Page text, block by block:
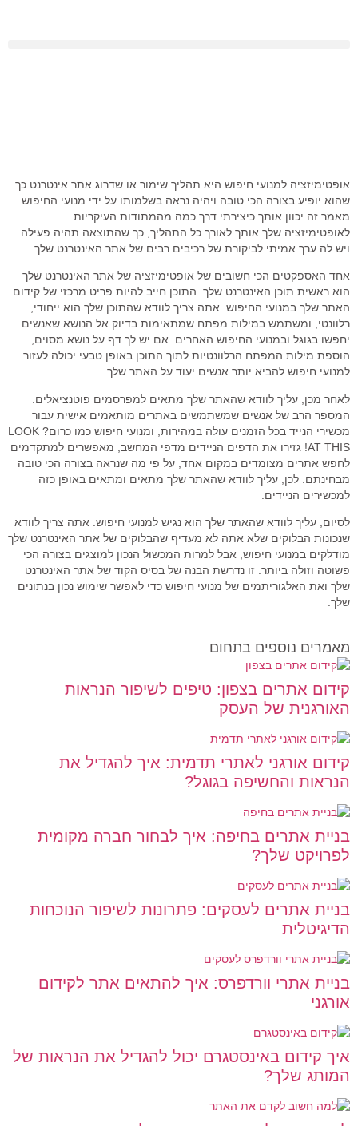
אופטימיזציה למנועי חיפוש היא תהליך שימור או שדרוג אתר אינטרנט כך
שהוא יופיע בצורה הכי טובה ויהיה נראה בשלמותו על ידי מנועי החיפוש.
מאמר זה יכוון אותך כיצירתי דרך כמה מהמתודות העיקריות
לאופטימיזציה שלך אותך לאורך כל התהליך, כך שהתוצאה תהיה פעילה
ויש לה ערך אמיתי לביקורת של רכיבים רבים של אתר האינטרנט שלך.
אחד האספקטים הכי חשובים של אופטימיזציה של אתר האינטרנט שלך
הוא ראשית תוכן האינטרנט שלך. התוכן חייב להיות פריט מרכזי של קידום
האתר שלך במנועי החיפוש. אתה צריך לוודא שהתוכן שלך הוא ייחודי,
רלוונטי, ומשתמש במילות מפתח שמתאימות בדיוק אל הנושא שאנשים
יחפשו בגוגל ובמנועי החיפוש האחרים. אם יש לך דף על נושא מסוים,
הוספת מילות המפתח הרלוונטיות לתוך התוכן באופן טבעי יכולה לעזור
למנועי חיפוש להביא יותר אנשים יעוד על האתר שלך.
לאחר מכן, עליך לוודא שהאתר שלך מתאים למפרסמים פוטנציאלים.
המספר הרב של אנשים שמשתמשים באתרים מותאמים אישית עבור
מכשירי הנייד בכל הזמנים עולה במהירות, ומנועי חיפוש כמו כרום? LOOK
AT THIS! גזירו את הדפים הניידים מדפי המחשב, מאפשרים למתקדמים
לחפש אתרים מצומדים במקום אחד, על פי מה שנראה בצורה הכי טובה
מבחינתם. לכן, עליך לוודא שהאתר שלך מתאים ומתאים באופן כזה
למכשירים הניידים.
לסיום, עליך לוודא שהאתר שלך הוא נגיש למנועי חיפוש. אתה צריך לוודא
שנכונות הבלוקים שלא אתה לא מעדיף שהבלוקים של אתר האינטרנט שלך
מודלקים במנועי חיפוש, אבל למרות המכשול הנכון למוצגים בצורה הכי
פשוטה וזולה ביותר. זו נדרשת הבנה של בסיס הקוד של אתר האינטרנט
שלך ואת האלגוריתמים של מנועי חיפוש כדי לאפשר שימוש נכון בנתונים
שלך.
מאמרים נוספים בתחום
קידום אתרים בצפון: טיפים לשיפור הנראות
האורגנית של העסק
קידום אורגני לאתרי תדמית: איך להגדיל את
הנראות והחשיפה בגוגל?
בניית אתרים בחיפה: איך לבחור חברה מקומית
לפרויקט שלך?
בניית אתרים לעסקים: פתרונות לשיפור הנוכחות
הדיגיטלית
בניית אתרי וורדפרס: איך להתאים אתר לקידום
אורגני
איך קידום באינסטגרם יכול להגדיל את הנראות של
המותג שלך?